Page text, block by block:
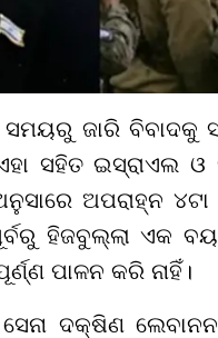
ସମୟରୁ ଜାରି ବିବାଦକୁ
ସହିତ ଇସ୍ରାଏଲ
ଅପରାହ୍ନ
ହିଜବୁଲ୍ଲା ଏକ
ପାଳନ କରି ନାହିଁ।
ଦକ୍ଷିଣ